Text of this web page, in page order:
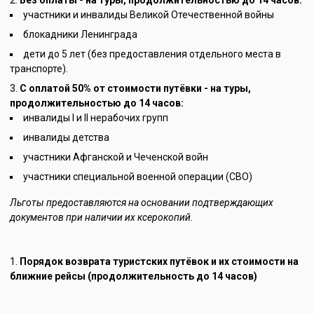
участники и инвалиды Великой Отечественной войны
блокадники Ленинграда
дети до 5 лет (без предоставления отдельного места в
транспорте).
С оплатой 50% от стоимости путёвки - на туры,
продолжительностью до 14 часов:
инвалиды I и II нерабочих групп
инвалиды детства
участники Афганской и Чеченской войн
участники специальной военной операции (СВО)
Льготы предоставляются на основании подтверждающих
документов при наличии их ксерокопий.
Порядок возврата туристских путёвок и их стоимости на
ближние рейсы (продолжительность до 14 часов)